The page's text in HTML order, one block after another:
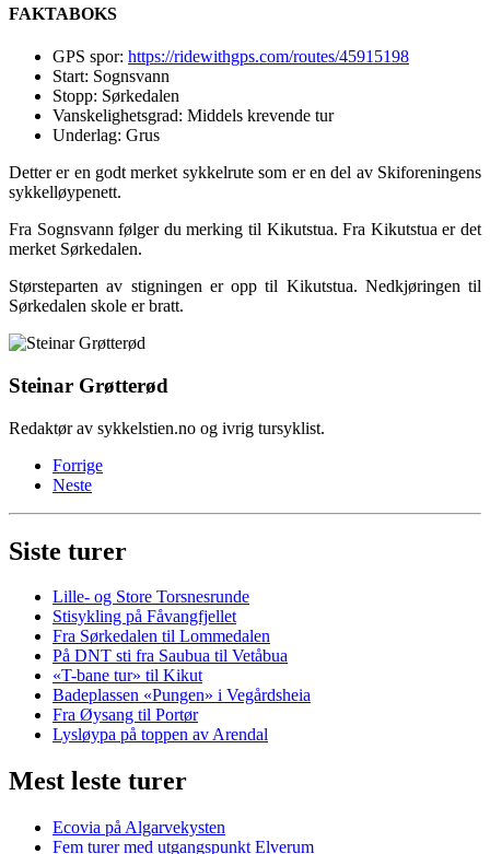
FAKTABOKS
GPS spor: https://ridewithgps.com/routes/45915198
Start: Sognsvann
Stopp: Sørkedalen
Vanskelighetsgrad: Middels krevende tur
Underlag: Grus
Detter er en godt merket sykkelrute som er en del av Skiforeningens
sykkelløypenett.
Fra Sognsvann følger du merking til Kikutstua. Fra Kikutstua er det
merket Sørkedalen.
Størsteparten av stigningen er opp til Kikutstua. Nedkjøringen til
Sørkedalen skole er bratt.
Steinar Grøtterød
Redaktør av sykkelstien.no og ivrig tursyklist.
Forrige
Neste
Siste turer
Lille- og Store Torsnesrunde
Stisykling på Fåvangfjellet
Fra Sørkedalen til Lommedalen
På DNT sti fra Saubua til Vetåbua
«T-bane tur» til Kikut
Badeplassen «Pungen» i Vegårdsheia
Fra Øysang til Portør
Lysløypa på toppen av Arendal
Mest leste turer
Ecovia på Algarvekysten
Fem turer med utgangspunkt Elverum